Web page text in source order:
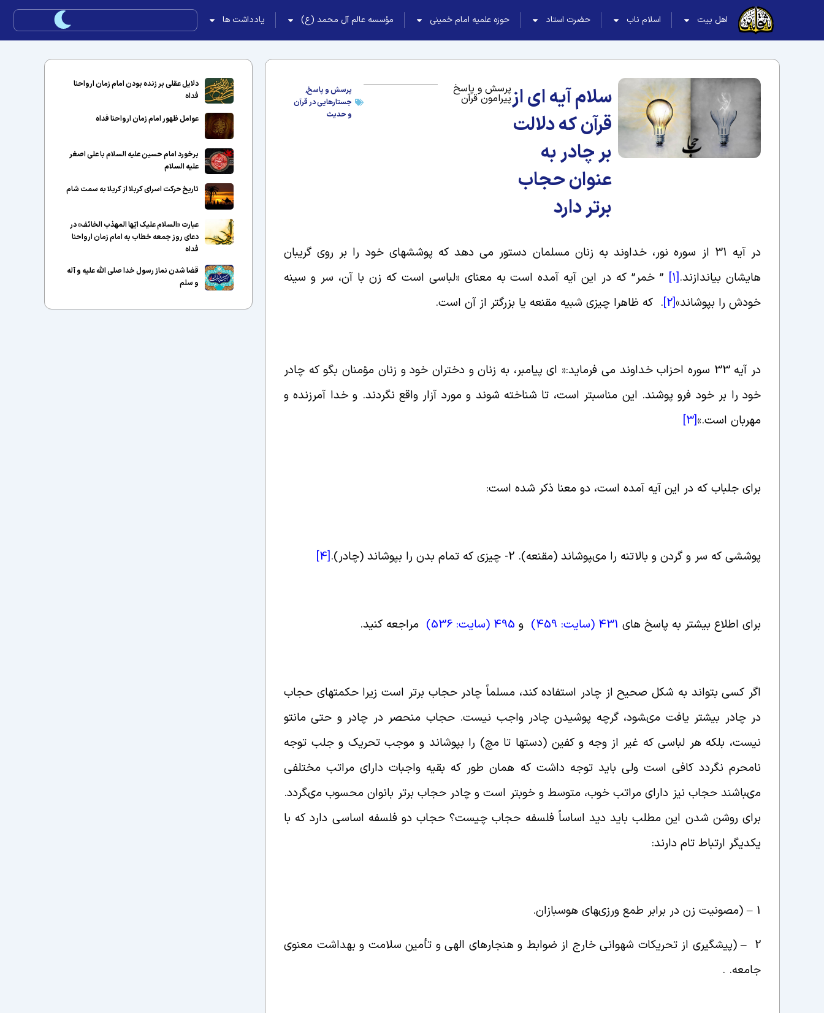
اهل بیت اسلام ناب حضرت استاد حوزه علمیه امام خمینی مؤسسه عالم آل محمد (ع) یادداشت ها
سلام آیه ای از
قرآن که دلالت
بر چادر به
عنوان حجاب
برتر دارد
پرسش و پاسخ
پیرامون قرآن
پرسش و پاسخ,
جستارهایی در قرآن
و حدیث
در آیه 31 از سوره نور، خداوند به زنان مسلمان دستور می دهد که پوششهای خود را بر روی گریبان
هایشان بیاندازند.
[1]
” خمر” که در این آیه آمده است به معنای «لباسی است که زن با آن، سر و سینه
خودش را بپوشاند»
[2]
. که ظاهرا چیزی شبیه مقنعه یا بزرگتر از آن است.
در آیه 33 سوره احزاب خداوند می فرماید:« اى پیامبر، به زنان و دختران خود و زنان مؤمنان بگو که چادر
خود را بر خود فرو پوشند. این مناسب‏تر است، تا شناخته شوند و مورد آزار واقع نگردند. و خدا آمرزنده و
مهربان است.»
[3]
براى جلباب که در این آیه آمده است، دو معنا ذکر شده است:
پوششى که سر و گردن و بالاتنه را مى‏پوشاند (مقنعه). 2- چیزى که تمام بدن را بپوشاند (چادر ).
[4]
برای اطلاع بیشتر به پاسخ های 431 ( سایت: 459 ) و 495 ( سایت: 536 ) مراجعه کنید.
اگر کسى بتواند به شکل صحیح از چادر استفاده کند، مسلماً چادر حجاب برتر است زیرا حکمت‏هاى حجاب
در چادر بیشتر یافت مى‏شود، گرچه پوشیدن چادر واجب نیست. حجاب منحصر در چادر و حتى مانتو
نیست، بلکه هر لباسى که غیر از وجه و کفین (دست‏ها تا مچ) را بپوشاند و موجب تحریک و جلب توجه
نامحرم نگردد کافى است ولى باید توجه داشت که همان طور که بقیه واجبات داراى مراتب مختلفى
مى‏باشند حجاب نیز داراى مراتب خوب، متوسط و خوب‏تر است و چادر حجاب برتر بانوان محسوب مى‏گردد.
براى روشن شدن این مطلب باید دید اساساً فلسفه حجاب چیست؟ حجاب دو فلسفه اساسى دارد که با
یکدیگر ارتباط تام دارند:
1 – (
مصونیت زن در برابر طمع ‏ورزى‏هاى هوس‏بازان.
2 – (پیشگیرى از تحریکات شهوانى خارج از ضوابط و هنجارهاى الهى و تأمین سلامت و بهداشت معنوى
جامعه. .
دلایل عقلی بر زنده بودن امام زمان ارواحنا
فداه
عوامل ظهور امام زمان ارواحنا فداه
برخورد امام حسین علیه السلام با علی اصغر
علیه السلام
تاریخ حرکت اسرای کربلا از کربلا به سمت شام
عبارت «السلام علیک ایّها المهذب الخائف» در
دعای روز جمعه خطاب به امام زمان ارواحنا
فداه
قضا شدن نماز رسول خدا صلی الله علیه و آله
و سلم